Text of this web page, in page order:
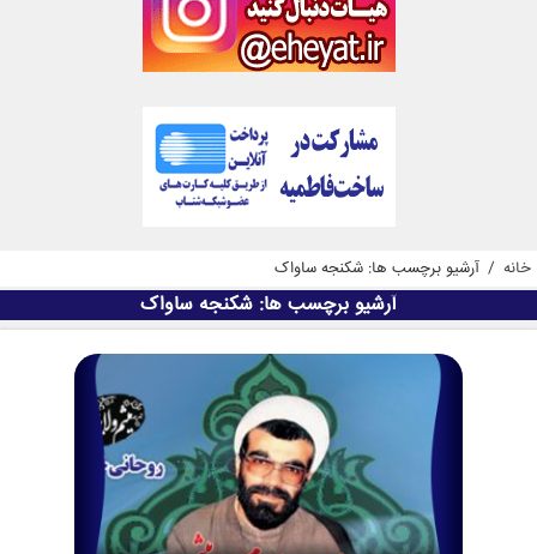
خانه / آرشیو برچسب ها: شکنجه ساواک
آرشیو برچسب ها: شکنجه ساواک